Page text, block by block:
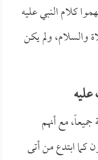
كلام النبي عليه
والسلام، ولم يكن
مع أنهم
كما ابتدع من أتى